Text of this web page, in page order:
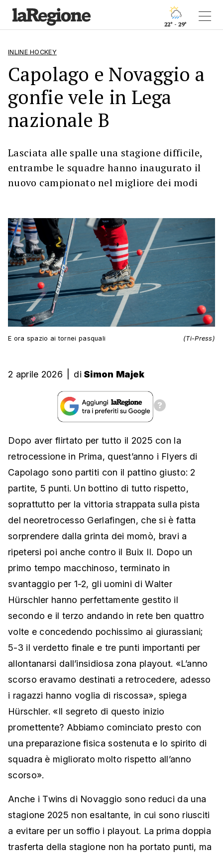
22° - 29°
INLINE HOCKEY
Capolago e Novaggio a
gonfie vele in Lega
nazionale B
Lasciata alle spalle una stagione difficile,
entrambe le squadre hanno inaugurato il
nuovo campionato nel migliore dei modi
E ora spazio ai tornei pasquali (Ti-Press)
2 aprile 2026 di Simon Majek
Dopo aver flirtato per tutto il 2025 con la
retrocessione in Prima, quest’anno i Flyers di
Capolago sono partiti con il pattino giusto: 2
partite, 5 punti. Un bottino di tutto rispetto,
soprattutto per la vittoria strappata sulla pista
del neoretrocesso Gerlafingen, che si è fatta
sorprendere dalla grinta dei momò, bravi a
ripetersi poi anche contro il Buix II. Dopo un
primo tempo macchinoso, terminato in
svantaggio per 1-2, gli uomini di Walter
Hürschler hanno perfettamente gestito il
secondo e il terzo andando in rete ben quattro
volte e concedendo pochissimo ai giurassiani;
5-3 il verdetto finale e tre punti importanti per
allontanarsi dall’insidiosa zona playout. «L’anno
scorso eravamo destinati a retrocedere, adesso
i ragazzi hanno voglia di riscossa», spiega
Hürschler. «Il segreto di questo inizio
promettente? Abbiamo cominciato presto con
una preparazione fisica sostenuta e lo spirito di
squadra è migliorato molto rispetto all’anno
scorso».
Anche i Twins di Novaggio sono reduci da una
stagione 2025 non esaltante, in cui sono riusciti
a evitare per un soffio i playout. La prima doppia
trasferta della stagione non ha portato punti, ma